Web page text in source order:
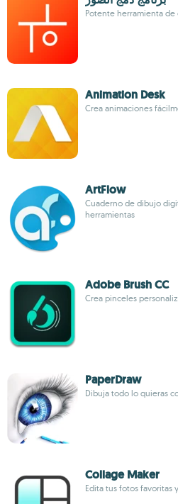
Potente herramienta
Animation Desk
Crea animaciones
ArtFlow
Cuaderno de dibujo
herramientas
Adobe Brush CC
Crea pinceles
PaperDraw
Dibuja todo lo quieras
Collage Maker
Edita tus fotos favoritas